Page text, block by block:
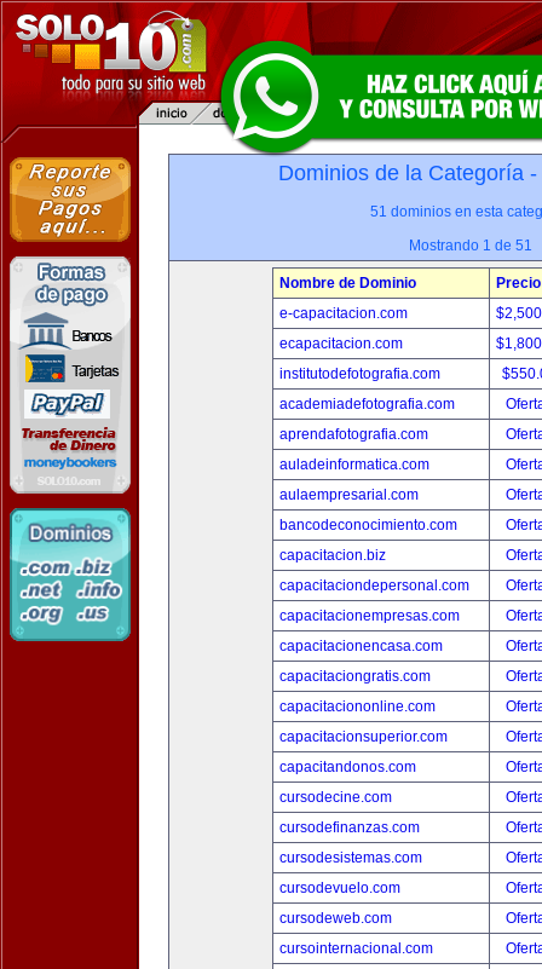
Dominios de la Categoría -
51 dominios en esta
Mostrando 1 de 51
Nombre de Dominio
Precio
e-capacitacion.com
ecapacitacion.com
institutodefotografia.com
academiadefotografia.com
aprendafotografia.com
auladeinformatica.com
aulaempresarial.com
bancodeconocimiento.com
capacitacion.biz
capacitaciondepersonal.com
capacitacionempresas.com
capacitacionencasa.com
capacitaciongratis.com
capacitaciononline.com
capacitacionsuperior.com
capacitandonos.com
cursodecine.com
cursodefinanzas.com
cursodesistemas.com
cursodevuelo.com
cursodeweb.com
cursointernacional.com